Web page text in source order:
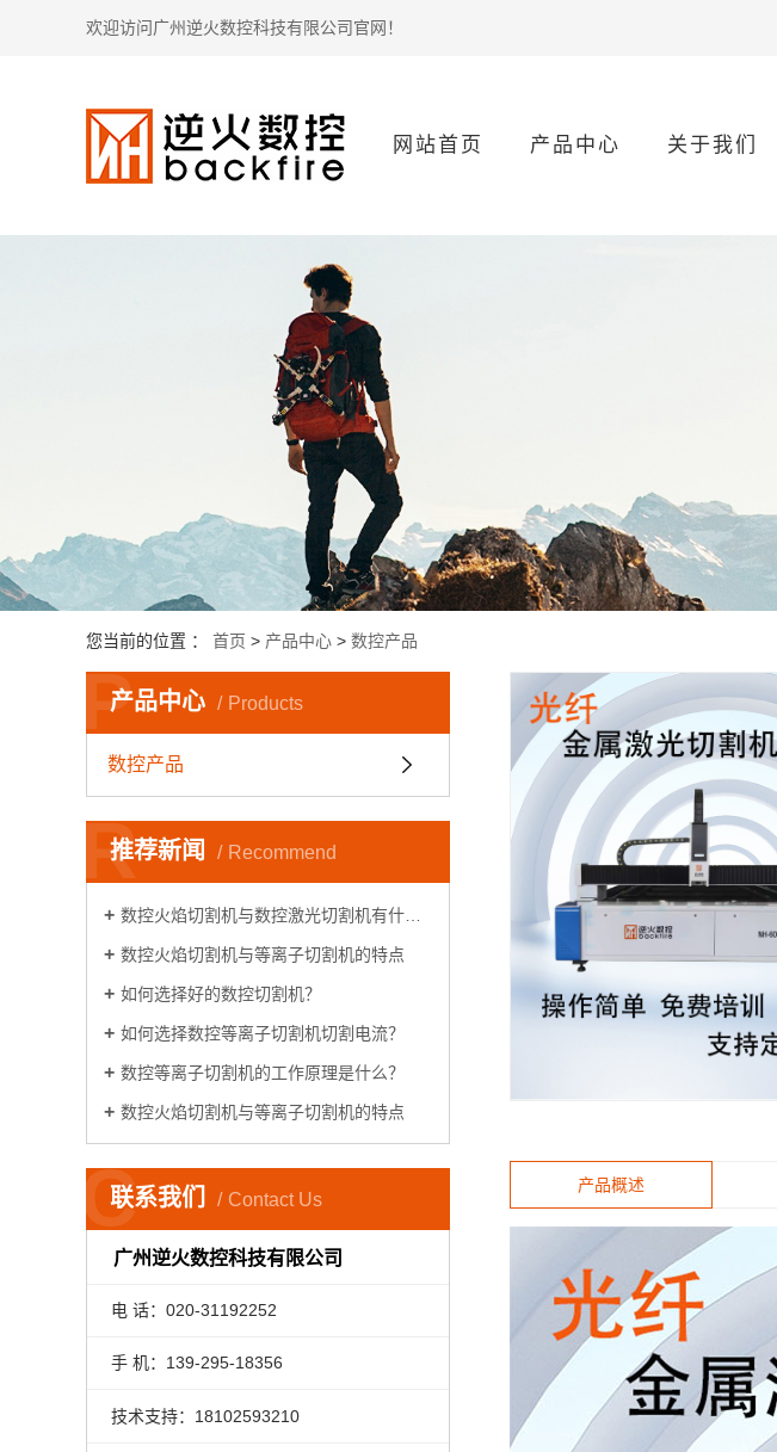
欢迎访问广州逆火数控科技有限公司官网！
网站首页 产品中心 关于我们
您当前的位置 ： 首页 > 产品中心 > 数控产品
产品中心 Products
P
数控产品
推荐新闻 Recommend
R
数控火焰切割机与数控激光切割机有什么区别
数控火焰切割机与等离子切割机的特点
如何选择好的数控切割机？
如何选择数控等离子切割机切割电流？
数控等离子切割机的工作原理是什么？
数控火焰切割机与等离子切割机的特点
联系我们 Contact Us
C
广州逆火数控科技有限公司
电 话：020-31192252
手 机：139-295-18356
技术支持：18102593210
产品概述